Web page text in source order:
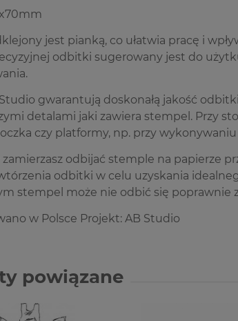
jest pianką, co ułatwia pracę i
odbitki sugerowany jest do
gwarantują doskonałą jakość
detalami jaki zawiera stempel. Przy
czy platformy, np. przy
zamierzasz odbijać stemple na papierze
odbitki w celu uzyskania
stempel może nie odbić się poprawnie
w Polsce Projekt: AB Studio
powiązane